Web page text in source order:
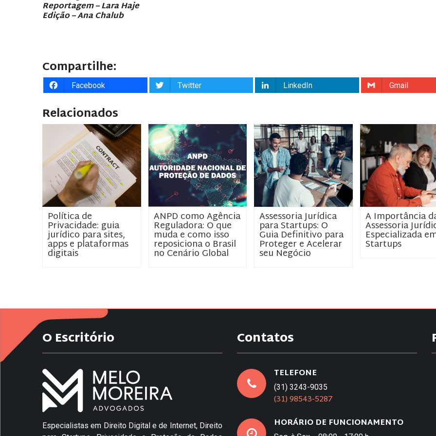
Reportagem – Lara Haje
Edição – Ana Chalub
Compartilhe:
Facebook Twitter LinkedIn Gmail
Relacionados
Política de
Privacidade: guia
jurídico para sites,
apps e plataformas
digitais
ANPD como Agência
Reguladora: O que
muda e como isso
reposiciona o Brasil
no Cenário Global
Assessoria Jurídica
para Startups: O
Guia Definitivo para
Proteger e Acelerar
seu Negócio
A Importância
Assessoria
Especializada
Startups
O Escritório
Especialistas em Direito Digital e de Internet, Direito
Contatos
TELEFONE
(31) 3243-9035
(31) 98543-5287
HORÁRIO DE FUNCIONAMENTO